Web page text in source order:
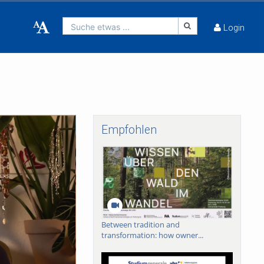
Suche etwas ... Login
Empfohlen
Between tradition and
transformation: how owner...